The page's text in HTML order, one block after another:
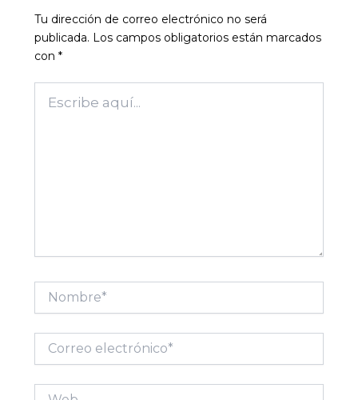
Tu dirección de correo electrónico no será
publicada. Los campos obligatorios están marcados
con *
aquí...
electrónico*